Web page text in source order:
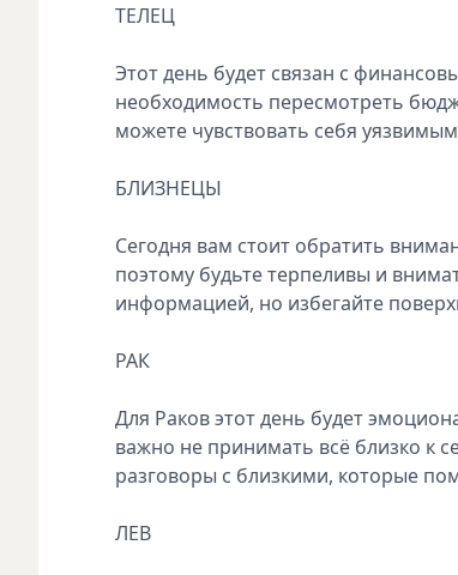
ТЕЛЕЦ
Этот день будет связан с
необходимость пересмотреть
можете чувствовать себя
БЛИЗНЕЦЫ
Сегодня вам стоит обратить
поэтому будьте терпеливы и
информацией, но избегайте
РАК
Для Раков этот день будет
важно не принимать всё близко к
разговоры с близкими, которые
ЛЕВ